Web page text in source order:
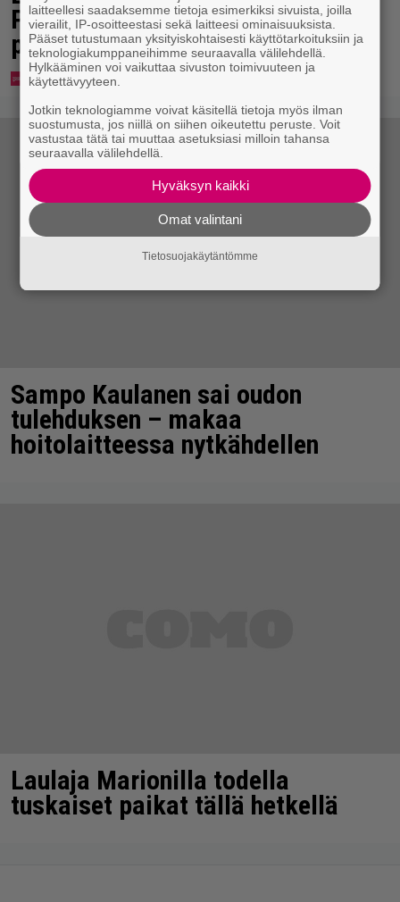
Parkkonen pakeni kauhuissaan
paikalta
Sampo Kaulanen sai oudon
tulehduksen – makaa
hoitolaitteessa nytkähdellen
Laulaja Marionilla todella
tuskaiset paikat tällä hetkellä
laitteellesi saadaksemme tietoja esimerkiksi sivuista, joilla
vierailit, IP-osoitteestasi sekä laitteesi ominaisuuksista.
Pääset tutustumaan yksityiskohtaisesti käyttötarkoituksiin ja
teknologiakumppaneihimme seuraavalla välilehdellä.
Hylkääminen voi vaikuttaa sivuston toimivuuteen ja
käytettävyyteen.
Jotkin teknologiamme voivat käsitellä tietoja myös ilman
suostumusta, jos niillä on siihen oikeutettu peruste. Voit
vastustaa tätä tai muuttaa asetuksiasi milloin tahansa
seuraavalla välilehdellä.
Hyväksyn kaikki
Omat valintani
Tietosuojakäytäntömme